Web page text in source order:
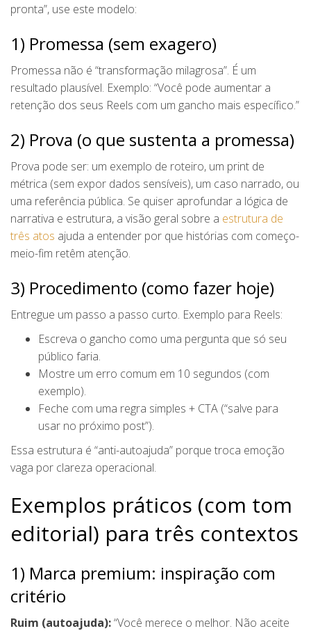
pronta”, use este modelo:
1) Promessa (sem exagero)
Promessa não é “transformação milagrosa”. É um
resultado plausível. Exemplo: “Você pode aumentar a
retenção dos seus Reels com um gancho mais específico.”
2) Prova (o que sustenta a promessa)
Prova pode ser: um exemplo de roteiro, um print de
métrica (sem expor dados sensíveis), um caso narrado, ou
uma referência pública. Se quiser aprofundar a lógica de
narrativa e estrutura, a visão geral sobre a estrutura de
três atos ajuda a entender por que histórias com começo-
meio-fim retêm atenção.
3) Procedimento (como fazer hoje)
Entregue um passo a passo curto. Exemplo para Reels:
Escreva o gancho como uma pergunta que só seu
público faria.
Mostre um erro comum em 10 segundos (com
exemplo).
Feche com uma regra simples + CTA (“salve para
usar no próximo post”).
Essa estrutura é “anti-autoajuda” porque troca emoção
vaga por clareza operacional.
Exemplos práticos (com tom
editorial) para três contextos
1) Marca premium: inspiração com
critério
Ruim (autoajuda):“Você merece o melhor. Não aceite